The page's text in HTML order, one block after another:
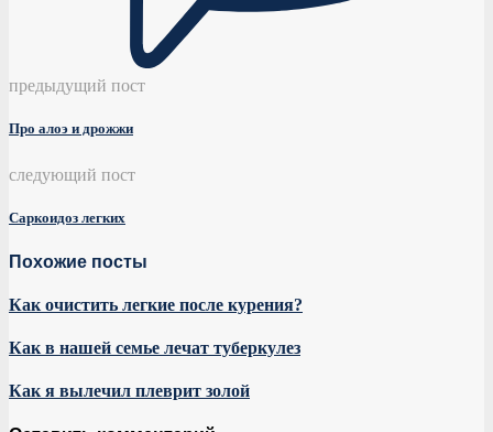
предыдущий пост
Про алоэ и дрожжи
следующий пост
Саркоидоз легких
Похожие посты
Как очистить легкие после курения?
Как в нашей семье лечат туберкулез
Как я вылечил плеврит золой